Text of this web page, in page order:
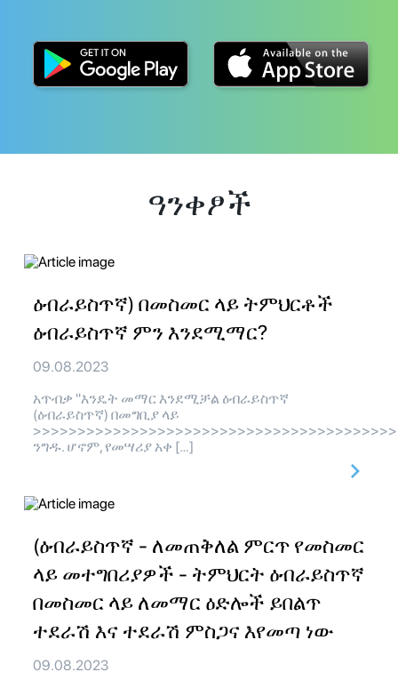
ዓንቀፆች
ዕብራይስጥኛ) በመስመር ላይ ትምህርቶች
ዕብራይስጥኛ ምን እንደሚማር?
09.08.2023
አጥብቃ "እንዴት መማር እንደሚቻል ዕብራይስጥኛ
(ዕብራይስጥኛ) በመግቢያ ላይ
ንግዱ. ሆኖም, የመሣሪያ አቀ […]
(ዕብራይስጥኛ - ለመጠቅለል ምርጥ የመስመር
ላይ መተግበሪያዎች - ትምህርት ዕብራይስጥኛ
በመስመር ላይ ለመማር ዕድሎች ይበልጥ
ተደራሽ እና ተደራሽ ምስጋና እየመጣ ነው
09.08.2023